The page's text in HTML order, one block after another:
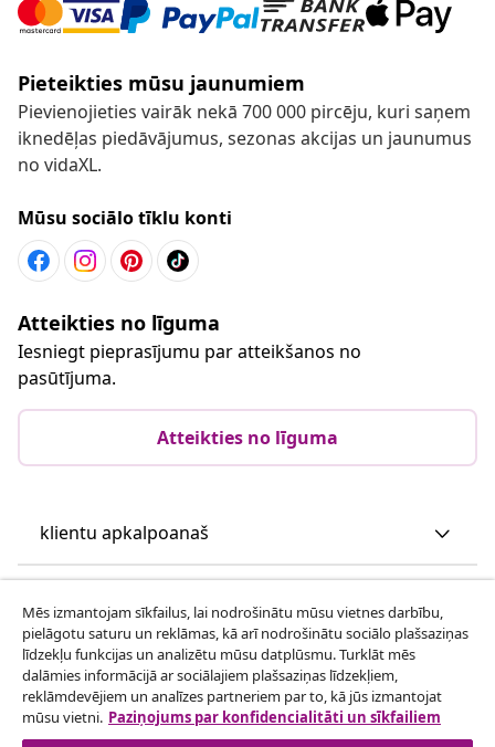
Pieteikties mūsu jaunumiem
Pievienojieties vairāk nekā 700 000 pircēju, kuri saņem
iknedēļas piedāvājumus, sezonas akcijas un jaunumus
no vidaXL.
Mūsu sociālo tīklu konti
Atteikties no līguma
Iesniegt pieprasījumu par atteikšanos no
pasūtījuma.
Atteikties no līguma
klientu apkalpoanaš
vidaXL
Apskatiet vairāk
Mēs izmantojam sīkfailus, lai nodrošinātu mūsu vietnes darbību,
pielāgotu saturu un reklāmas, kā arī nodrošinātu sociālo plašsaziņas
līdzekļu funkcijas un analizētu mūsu datplūsmu. Turklāt mēs
dalāmies informācijā ar sociālajiem plašsaziņas līdzekļiem,
reklāmdevējiem un analīzes partneriem par to, kā jūs izmantojat
mūsu vietni. Paziņojums par konfidencialitāti un sīkfailiem